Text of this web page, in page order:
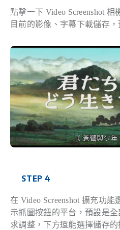
點擊一下 Video Screenshot
目前的影像、字幕下載儲存，
STEP 4
在 Video Screenshot 擴充功
示抓圖按鈕的平台，預設是
求調整，下方還能選擇儲存